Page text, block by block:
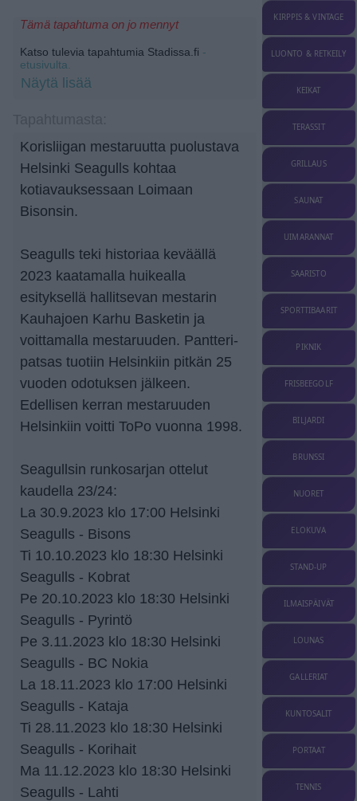
Tämä tapahtuma on jo mennyt
Katso tulevia tapahtumia Stadissa.fi -
etusivulta.
Näytä lisää
Korisliigan mestaruutta puolustava
Helsinki Seagulls kohtaa
kotiavauksessaan Loimaan
Bisonsin.
Seagulls teki historiaa keväällä
2023 kaatamalla huikealla
esityksellä hallitsevan mestarin
Kauhajoen Karhu Basketin ja
voittamalla mestaruuden. Pantteri-
patsas tuotiin Helsinkiin pitkän 25
vuoden odotuksen jälkeen.
Edellisen kerran mestaruuden
Helsinkiin voitti ToPo vuonna 1998.
Seagullsin runkosarjan ottelut
kaudella 23/24:
La 30.9.2023 klo 17:00 Helsinki
Seagulls - Bisons
Ti 10.10.2023 klo 18:30 Helsinki
Seagulls - Kobrat
Pe 20.10.2023 klo 18:30 Helsinki
Seagulls - Pyrintö
Pe 3.11.2023 klo 18:30 Helsinki
Seagulls - BC Nokia
La 18.11.2023 klo 17:00 Helsinki
Seagulls - Kataja
Ti 28.11.2023 klo 18:30 Helsinki
Seagulls - Korihait
Ma 11.12.2023 klo 18:30 Helsinki
Seagulls - Lahti
KIRPPIS & VINTAGE
LUONTO & RETKEILY
KEIKAT
TERASSIT
GRILLAUS
SAUNAT
UIMARANNAT
SAARISTO
SPORTTIBAARIT
PIKNIK
FRISBEEGOLF
BILJARDI
BRUNSSI
NUORET
ELOKUVA
STAND-UP
ILMAISPÄIVÄT
LOUNAS
GALLERIAT
KUNTOSALIT
PORTAAT
TENNIS